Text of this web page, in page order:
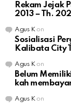
Rekam Jejak
2013 – Th. 2021
Agus Kon
Sosialisasi
Kalibata City
Agus Kon
Belum
kah
Agus Kon